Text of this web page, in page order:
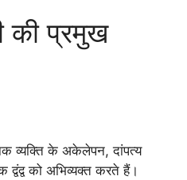
की प्रमुख
व्यक्ति के अकेलेपन, दांपत्य
को अभिव्यक्त करते हैं।